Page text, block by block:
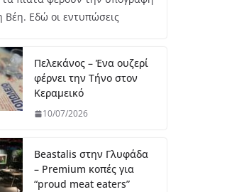
Βέη. Εδώ οι εντυπώσεις
Πελεκάνος – Ένα ουζερί
φέρνει την Τήνο στον
Κεραμεικό
10/07/2026
Beastalis στην Γλυφάδα
– Premium κοπές για
“proud meat eaters”